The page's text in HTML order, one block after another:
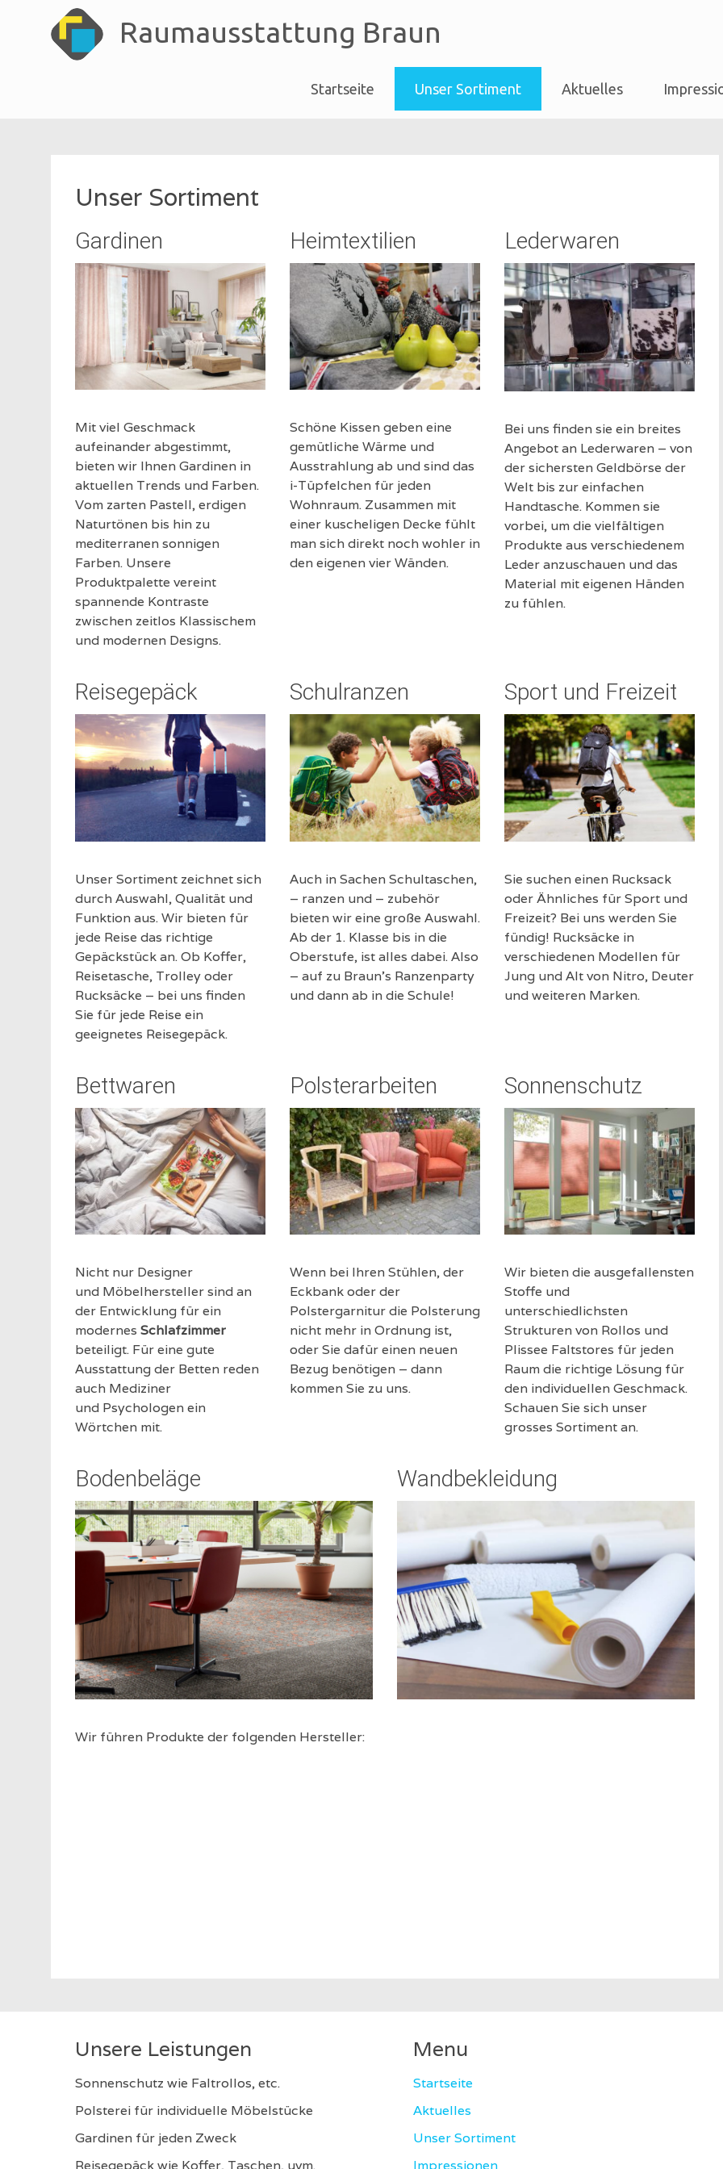
Raumausstattung Braun
Startseite Unser Sortiment Aktuelles
Unser Sortiment
Gardinen
Mit viel Geschmack
aufeinander abgestimmt,
bieten wir Ihnen Gardinen in
aktuellen Trends und Farben.
Vom zarten Pastell, erdigen
Naturtönen bis hin zu
mediterranen sonnigen
Farben. Unsere
Produktpalette vereint
spannende Kontraste
zwischen zeitlos Klassischem
und modernen Designs.
Heimtextilien
Schöne Kissen geben eine
gemütliche Wärme und
Ausstrahlung ab und sind das
i-Tüpfelchen für jeden
Wohnraum. Zusammen mit
einer kuscheligen Decke fühlt
man sich direkt noch wohler in
den eigenen vier Wänden.
Lederwaren
Bei uns finden sie ein breites
Angebot an Lederwaren – von
der sichersten Geldbörse der
Welt bis zur einfachen
Handtasche. Kommen sie
vorbei, um die vielfältigen
Produkte aus verschiedenem
Leder anzuschauen und das
Material mit eigenen Händen
zu fühlen.
Reisegepäck
Unser Sortiment zeichnet sich
durch Auswahl, Qualität und
Funktion aus. Wir bieten für
jede Reise das richtige
Gepäckstück an. Ob Koffer,
Reisetasche, Trolley oder
Rucksäcke – bei uns finden
Sie für jede Reise ein
geeignetes Reisegepäck.
Schulranzen
Auch in Sachen Schultaschen,
– ranzen und – zubehör
bieten wir eine große Auswahl.
Ab der 1. Klasse bis in die
Oberstufe, ist alles dabei. Also
– auf zu Braun’s Ranzenparty
und dann ab in die Schule!
Sport und Freizeit
Sie suchen einen Rucksack
oder Ähnliches für Sport und
Freizeit? Bei uns werden Sie
fündig! Rucksäcke in
verschiedenen Modellen für
Jung und Alt von Nitro, Deuter
und weiteren Marken.
Bettwaren
Nicht nur Designer
und Möbelhersteller sind an
der Entwicklung für ein
modernes Schlafzimmer
beteiligt. Für eine gute
Ausstattung der Betten reden
auch Mediziner
und Psychologen ein
Wörtchen mit.
Polsterarbeiten
Wenn bei Ihren Stühlen, der
Eckbank oder der
Polstergarnitur die Polsterung
nicht mehr in Ordnung ist,
oder Sie dafür einen neuen
Bezug benötigen – dann
kommen Sie zu uns.
Sonnenschutz
Wir bieten die ausgefallensten
Stoffe und
unterschiedlichsten
Strukturen von Rollos und
Plissee Faltstores für jeden
Raum die richtige Lösung für
den individuellen Geschmack.
Schauen Sie sich unser
grosses Sortiment an.
Bodenbeläge Wandbekleidung
Wir führen Produkte der folgenden Hersteller:
Unsere Leistungen
Sonnenschutz wie Faltrollos, etc.
Polsterei für individuelle Möbelstücke
Gardinen für jeden Zweck
Reisegepäck wie Koffer, Taschen, uvm.
Menu
Startseite
Aktuelles
Unser Sortiment
Impressionen